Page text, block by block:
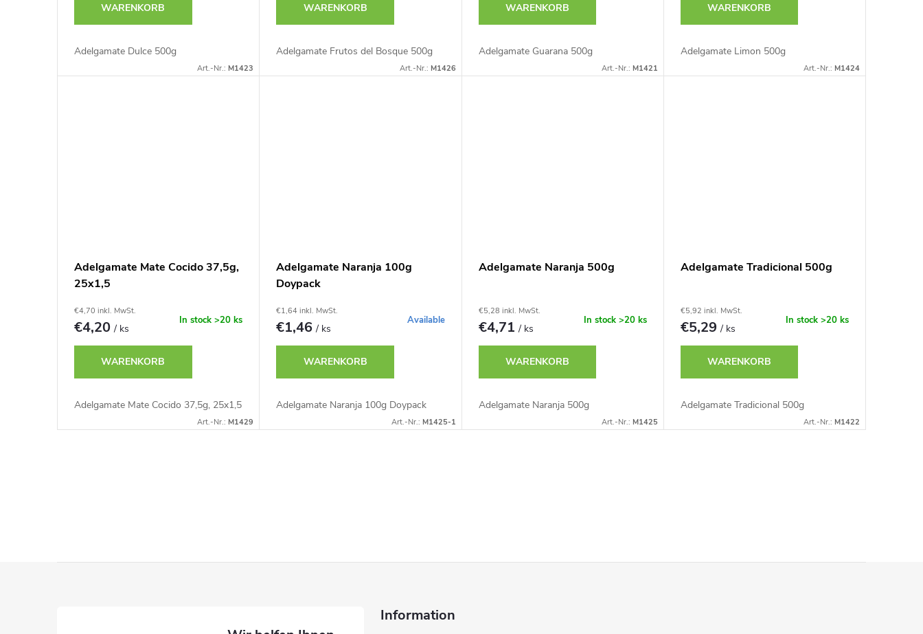
e
o
WARENKORB
Adelgamate Dulce 500g
Art.-Nr.: M1423
WARENKORB
Adelgamate Frutos del Bosque 500g
Art.-Nr.: M1426
WARENKORB
Adelgamate Guarana 500g
Art.-Nr.: M1421
WARENKORB
Adelgamate Limon 500g
Art.-Nr.: M1424
Adelgamate Mate Cocido 37,5g,
25x1,5
€4,70 inkl. MwSt.
€4,20/ ks
In stock>20 ks
WARENKORB
Adelgamate Mate Cocido 37,5g, 25x1,5
Art.-Nr.: M1429
Adelgamate Naranja 100g
Doypack
€1,64 inkl. MwSt.
€1,46/ ks
Available
WARENKORB
Adelgamate Naranja 100g Doypack
Art.-Nr.: M1425-1
Adelgamate Naranja 500g
€5,28 inkl. MwSt.
€4,71/ ks
In stock >20 ks
WARENKORB
Adelgamate Naranja 500g
Art.-Nr.: M1425
Adelgamate Tradicional 500g
€5,92 inkl. MwSt.
€5,29/ ks
In stock >20 ks
WARENKORB
Adelgamate Tradicional 500g
Art.-Nr.: M1422
u
Information